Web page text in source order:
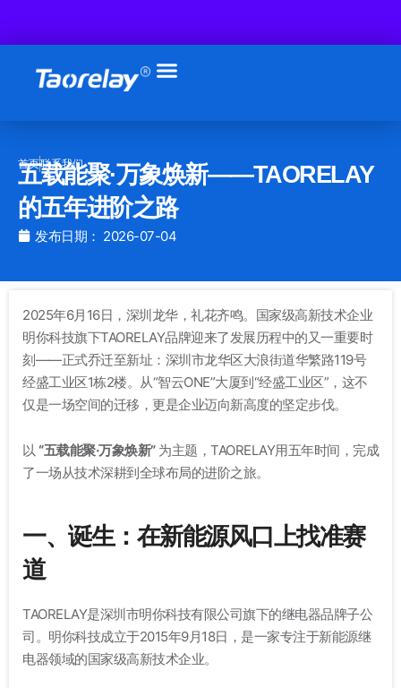
首页联系我们
五载能聚·万象焕新——TAORELAY
的五年进阶之路
发布日期： 2026-07-04
2025年6月16日，深圳龙华，礼花齐鸣。国家级高新技术企业
明你科技旗下TAORELAY品牌迎来了发展历程中的又一重要时
刻——正式乔迁至新址：深圳市龙华区大浪街道华繁路119号
经盛工业区1栋2楼。从“智云ONE”大厦到“经盛工业区”，这不
仅是一场空间的迁移，更是企业迈向新高度的坚定步伐。
以 “五载能聚·万象焕新”为主题 ，TAORELAY用五年时间，完成
了一场从技术深耕到全球布局的进阶之旅。
一、诞生：在新能源风口上找准赛
道
TAORELAY是深圳市明你科技有限公司旗下的继电器品牌子公
司。明你科技成立于2015年9月18日 ，是一家专注于新能源继
电器领域的国家级高新技术企业。